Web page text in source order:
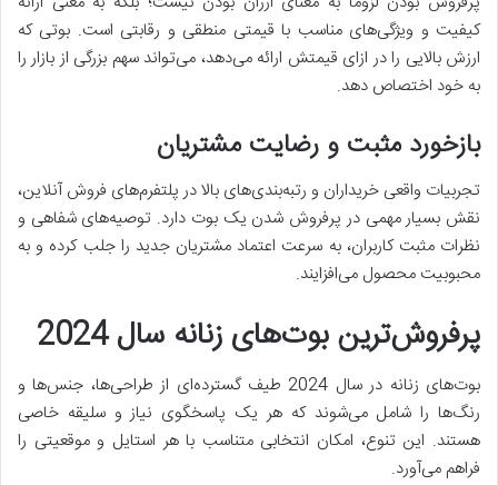
کیفیت و ویژگی‌های مناسب با قیمتی منطقی و رقابتی است. بوتی که
ارزش بالایی را در ازای قیمتش ارائه می‌دهد، می‌تواند سهم بزرگی از بازار را
به خود اختصاص دهد.
بازخورد مثبت و رضایت مشتریان
تجربیات واقعی خریداران و رتبه‌بندی‌های بالا در پلتفرم‌های فروش آنلاین،
نقش بسیار مهمی در پرفروش شدن یک بوت دارد. توصیه‌های شفاهی و
نظرات مثبت کاربران، به سرعت اعتماد مشتریان جدید را جلب کرده و به
محبوبیت محصول می‌افزایند.
پرفروش‌ترین بوت‌های زنانه سال 2024
بوت‌های زنانه در سال 2024 طیف گسترده‌ای از طراحی‌ها، جنس‌ها و
رنگ‌ها را شامل می‌شوند که هر یک پاسخگوی نیاز و سلیقه خاصی
هستند. این تنوع، امکان انتخابی متناسب با هر استایل و موقعیتی را
فراهم می‌آورد.